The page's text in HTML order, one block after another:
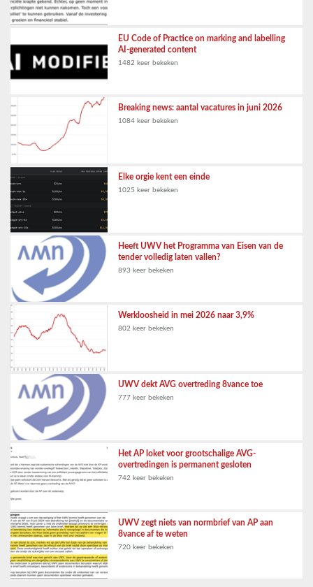
EU Code of Practice on marking and labelling
AI-generated content
1482 keer bekeken
Breaking news: aantal vacatures in juni 2026
1084 keer bekeken
Elke orgie kent een einde
1025 keer bekeken
Heeft UWV het Programma van Eisen van de
tender volledig laten vallen?
893 keer bekeken
Werkloosheid in mei 2026 naar 3,9%
802 keer bekeken
UWV dekt AVG overtreding 8vance toe
777 keer bekeken
Het AP loket voor grootschalige AVG-
overtredingen is permanent gesloten
742 keer bekeken
UWV zegt niets van normbrief van AP aan
8vance af te weten
720 keer bekeken